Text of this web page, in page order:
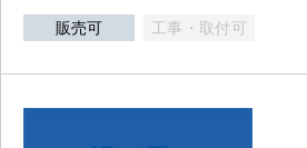
販売可 工事・取付可